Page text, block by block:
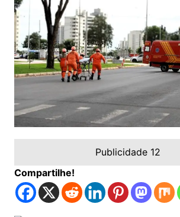
Publicidade 12
Compartilhe!